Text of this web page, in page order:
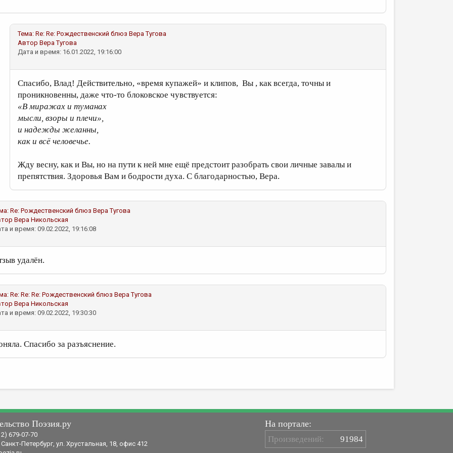
Тема: Re: Re: Рождественский блюз Вера Тугова
Автор Вера Тугова
Дата и время: 16.01.2022, 19:16:00
Спасибо, Влад! Действительно, «время купажей» и клипов, Вы , как всегда, точны и
проникновенны, даже что-то блоковское чувствуется:
«В миражах и туманах
мысли, взоры и плечи»,
и надежды желанны,
как и всё человечье.
Жду весну, как и Вы, но на пути к ней мне ещё предстоит разобрать свои личные завалы и
препятствия. Здоровья Вам и бодрости духа. С благодарностью, Вера.
Re: Рождественский блюз Вера Тугова
Вера Никольская
и время: 09.02.2022, 19:16:08
удалён.
Re: Re: Re: Рождественский блюз Вера Тугова
Вера Никольская
и время: 09.02.2022, 19:30:30
Спасибо за разъяснение.
Поэзия.ру
679-07-70
Петербург, ул. Хрустальная, 18, офис 412
На портале:
Произведений: 91984